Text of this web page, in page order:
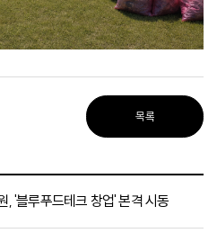
목록
, '블루푸드테크 창업' 본격 시동